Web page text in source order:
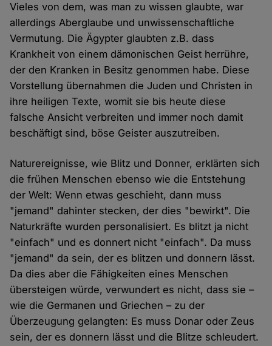
Vieles von dem, was man zu wissen glaubte, war
allerdings Aberglaube und unwissenschaftliche
Vermutung. Die Ägypter glaubten z.B. dass
Krankheit von einem dämonischen Geist herrühre,
der den Kranken in Besitz genommen habe. Diese
Vorstellung übernahmen die Juden und Christen in
ihre heiligen Texte, womit sie bis heute diese
falsche Ansicht verbreiten und immer noch damit
beschäftigt sind, böse Geister auszutreiben.
Naturereignisse, wie Blitz und Donner, erklärten sich
die frühen Menschen ebenso wie die Entstehung
der Welt: Wenn etwas geschieht, dann muss
"jemand" dahinter stecken, der dies "bewirkt". Die
Naturkräfte wurden personalisiert. Es blitzt ja nicht
"einfach" und es donnert nicht "einfach". Da muss
"jemand" da sein, der es blitzen und donnern lässt.
Da dies aber die Fähigkeiten eines Menschen
übersteigen würde, verwundert es nicht, dass sie –
wie die Germanen und Griechen – zu der
Überzeugung gelangten: Es muss Donar oder Zeus
sein, der es donnern lässt und die Blitze schleudert.